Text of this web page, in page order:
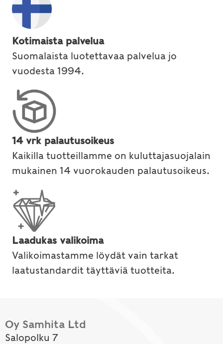
Kotimaista palvelua
Suomalaista luotettavaa palvelua jo
vuodesta 1994.
14 vrk palautusoikeus
Kaikilla tuotteillamme on kuluttajasuojalain
mukainen 14 vuorokauden palautusoikeus.
Laadukas valikoima
Valikoimastamme löydät vain tarkat
laatustandardit täyttäviä tuotteita.
Oy Samhita Ltd
Salopolku 7